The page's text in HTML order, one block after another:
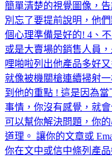
簡單清楚的視覺圖像，
別忘了要提前說明，他
個心理準備是好的! 4、
或是大賣場的銷售人員
哩啪啦列出他產品多好
就像被機關槍連續掃射
到他的重點 ! 這是因為
事情，你沒有感覺，就
可以幫你解決問題，你
道理。 讓你的文章或
你在文中或信中條列產